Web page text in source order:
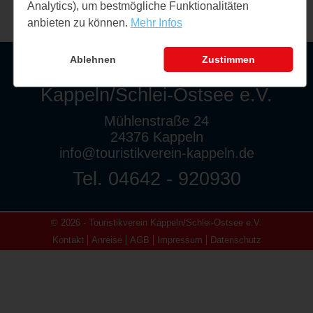
Touristikverein
Kappeln/Schlei-Ostsee e.V.
Mühlenstraße 24
24376 Kappeln
info@touristikverein-kappeln.de
Tel. 04642 - 920930
© 2026 - Touristikverein Kappeln/Schlei-Ostsee e.V.
Kontakt
Anreise AGB Impressum Datenschutz
Analytics), um bestmögliche Funktionalitäten
anbieten zu können. Mehr Infos
Ablehnen Zustimmen